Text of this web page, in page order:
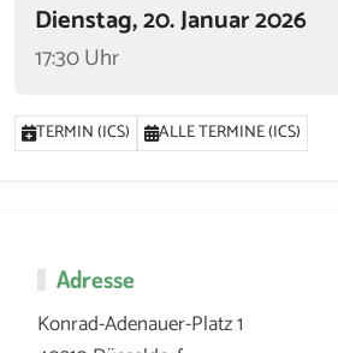
Dienstag, 20. Januar 2026
17:30 Uhr
TERMIN (ICS) ALLE TERMINE (ICS)
Adresse
Konrad-Adenauer-Platz 1